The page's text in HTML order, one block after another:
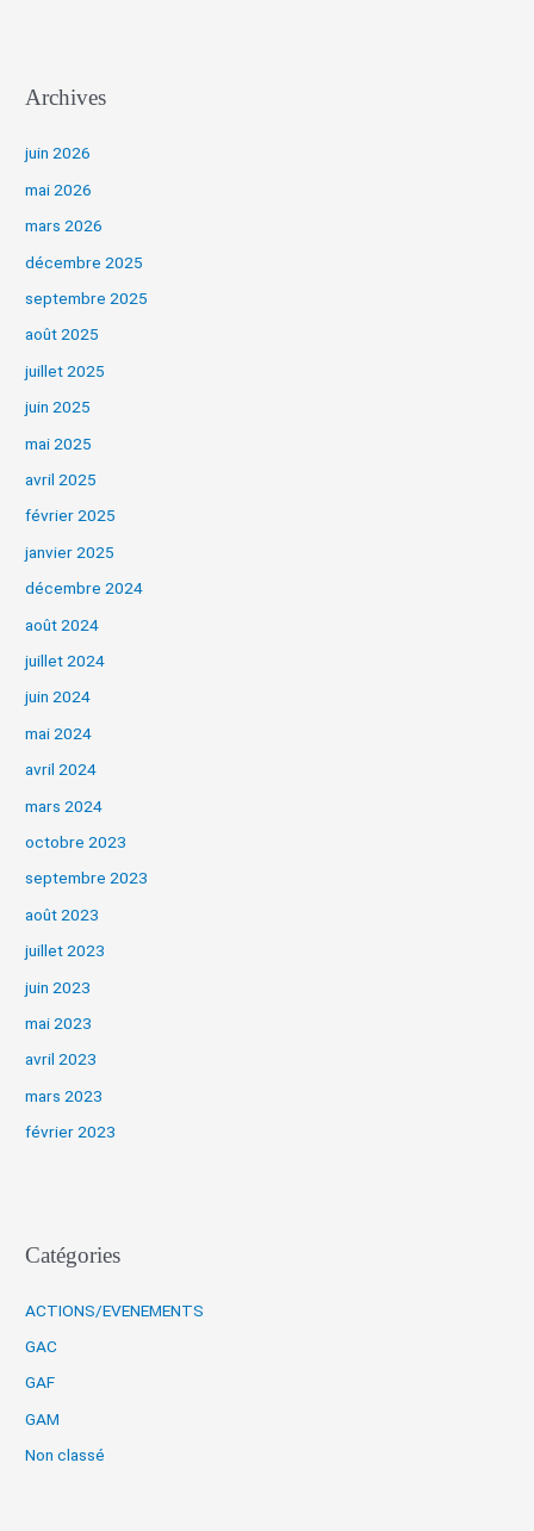
Archives
juin 2026
mai 2026
mars 2026
décembre 2025
septembre 2025
août 2025
juillet 2025
juin 2025
mai 2025
avril 2025
février 2025
janvier 2025
décembre 2024
août 2024
juillet 2024
juin 2024
mai 2024
avril 2024
mars 2024
octobre 2023
septembre 2023
août 2023
juillet 2023
juin 2023
mai 2023
avril 2023
mars 2023
février 2023
Catégories
ACTIONS/EVENEMENTS
GAC
GAF
GAM
Non classé